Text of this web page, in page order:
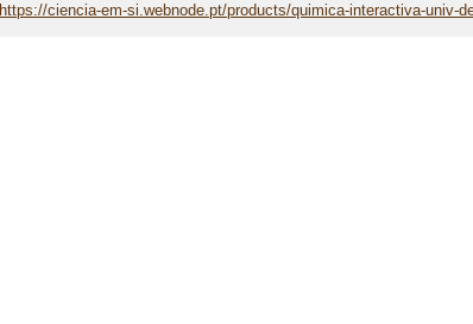
https://ciencia-em-si.webnode.pt/products/quimica-interactiva-univ-